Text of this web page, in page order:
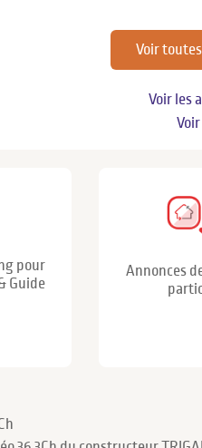
Voir
Voir les
pour
Guide
Annonces